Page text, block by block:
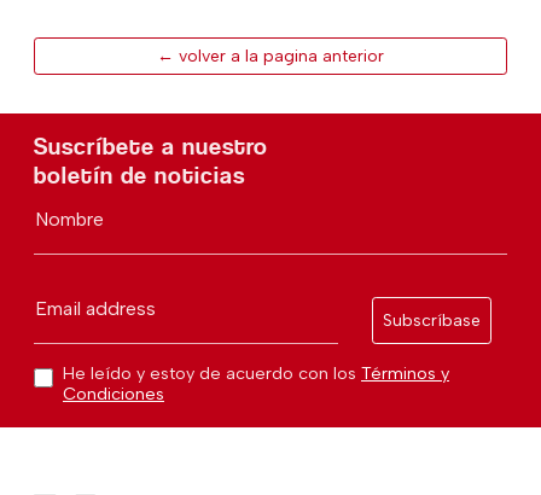
← volver a la pagina anterior
Suscríbete a nuestro
boletín de noticias
Nombre
Email address
Subscríbase
He leído y estoy de acuerdo con los Términos y
Condiciones